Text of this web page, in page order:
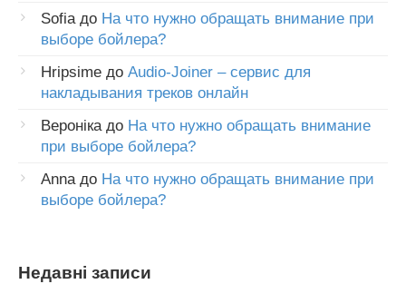
Sofiaдо На что нужно обращать внимание при
выборе бойлера?
Hripsime до Audio-Joiner – сервис для
накладывания треков онлайн
Веронікадо На что нужно обращать внимание
при выборе бойлера?
Annaдо На что нужно обращать внимание при
выборе бойлера?
Недавні записи